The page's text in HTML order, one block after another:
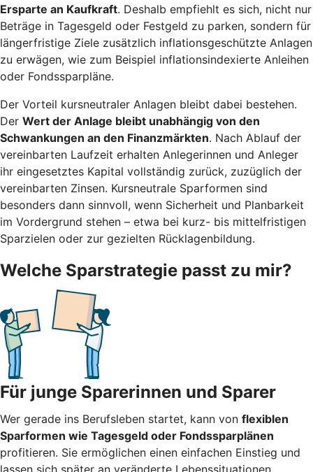
Ersparte an Kaufkraft. Deshalb empfiehlt es sich, nicht nur
Beträge in Tagesgeld oder Festgeld zu parken, sondern für
längerfristige Ziele zusätzlich inflationsgeschützte Anlagen
zu erwägen, wie zum Beispiel inflationsindexierte Anleihen
oder Fondssparpläne.
Der Vorteil kursneutraler Anlagen bleibt dabei bestehen.
Der Wert der Anlage bleibt unabhängig von den
Schwankungen an den Finanzmärkten. Nach Ablauf der
vereinbarten Laufzeit erhalten Anlegerinnen und Anleger
ihr eingesetztes Kapital vollständig zurück, zuzüglich der
vereinbarten Zinsen. Kursneutrale Sparformen sind
besonders dann sinnvoll, wenn Sicherheit und Planbarkeit
im Vordergrund stehen – etwa bei kurz- bis mittelfristigen
Sparzielen oder zur gezielten Rücklagenbildung.
Welche Sparstrategie passt zu mir?
Für junge Sparerinnen und Sparer
Wer gerade ins Berufsleben startet, kann von flexiblen
Sparformen wie Tagesgeld oder Fondssparplänen
profitieren. Sie ermöglichen einen einfachen Einstieg und
lassen sich später an veränderte Lebenssituationen